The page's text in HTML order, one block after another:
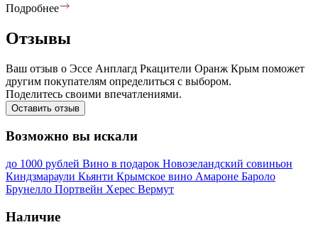
Подробнее
Отзывы
Ваш отзыв о Эссе Анплагд Ркацители Оранж Крым поможет
другим покупателям определиться с выбором.
Поделитесь своими впечатлениями.
Оставить отзыв
Возможно вы искали
до 1000 рублей Вино в подарок Новозеландский совиньон
Киндзмараули Кьянти Крымское вино Амароне Бароло
Брунелло Портвейн Херес Вермут
Наличие